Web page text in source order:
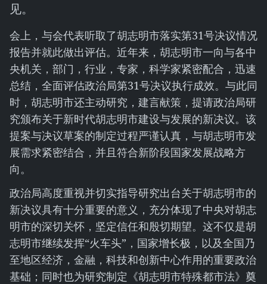
见。
会上，与会代表听取了胡志明市落实第31号决议情况
报告并就此做出评估。近年来，胡志明市一向与各中
央机关，部门，行业，专家，科学家紧密配合，迅速
总结，全面评估政治局第31号决议执行成效。与此同
时，胡志明市还主动研究，建言献策，提请政治局研
究颁布关于新时代胡志明市建设与发展的新决议。该
提案与决议草案的制定过程严谨认真，与胡志明市发
展需求紧密结合，并且符合新阶段国家发展战略方
向。
政治局高度重视并切实指导研究出台关于胡志明市的
新决议具有十分重要的意义，充分体现了中央对胡志
明市的深切关怀，坚定信任和殷切期望。这不仅是胡
志明市继续发挥“火车头”，国家增长极，以及全国乃
至地区经济，金融，科技和创新中心作用的重要政治
基础；同时也为研究制定《胡志明市特殊都市法》奠